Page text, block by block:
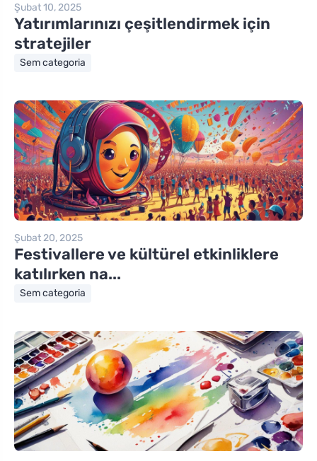
Şubat 10, 2025
Yatırımlarınızı çeşitlendirmek için
stratejiler
Sem categoria
Şubat 20, 2025
Festivallere ve kültürel etkinliklere
katılırken na...
Sem categoria